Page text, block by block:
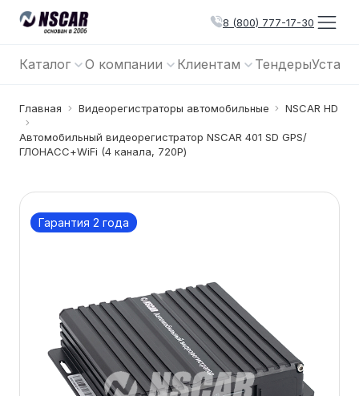
8 (800) 777-17-30
Каталог О компании Клиентам Тендеры
Главная Видеорегистраторы автомобильные NSCAR HD
Автомобильный видеорегистратор NSCAR 401 SD GPS/
ГЛОНАСС+WiFi (4 канала, 720Р)
Гарантия 2 года